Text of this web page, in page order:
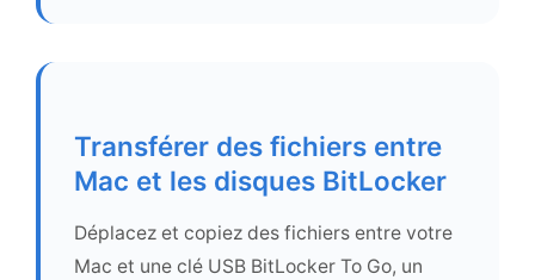
Transférer des fichiers entre
Mac et les disques BitLocker
Déplacez et copiez des fichiers entre votre
Mac et une clé USB BitLocker To Go, un